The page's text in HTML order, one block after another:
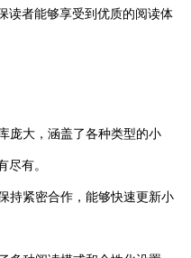
读者能够享受到优质的阅读体
庞大，涵盖了各种类型的小
尽有。
紧密合作，能够快速更新小